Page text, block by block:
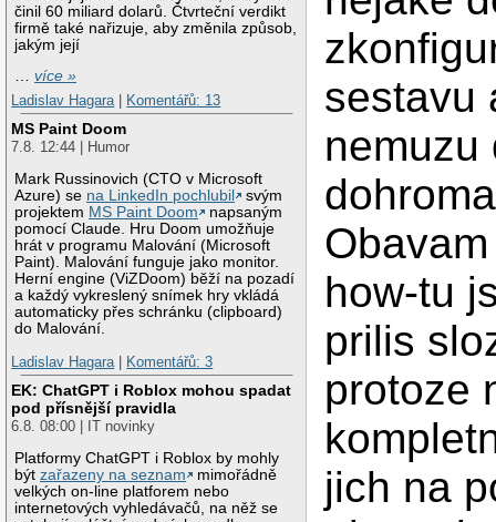
činil 60 miliard dolarů. Čtvrteční verdikt
firmě také nařizuje, aby změnila způsob,
jakým její
…více »
Ladislav Hagara
Komentářů: 13
MS Paint Doom
7.8. 12:44 | Humor
Mark Russinovich (CTO v Microsoft
Azure) se na LinkedIn pochlubil
svým
projektem MS Paint Doom
napsaným
pomocí Claude. Hru Doom umožňuje
hrát v programu Malování (Microsoft
Paint). Malování funguje jako monitor.
Herní engine (ViZDoom) běží na pozadí
a každý vykreslený snímek hry vkládá
automaticky přes schránku (clipboard)
do Malování.
Ladislav Hagara
Komentářů: 3
EK: ChatGPT i Roblox mohou spadat
pod přísnější pravidla
6.8. 08:00 | IT novinky
Platformy ChatGPT i Roblox by mohly
býtzařazeny na seznam
mimořádně
velkých on-line platforem nebo
internetových vyhledávačů, na něž se
sestavu
nemuzu
how-tu
prilis
protoze
jich na